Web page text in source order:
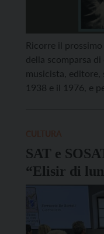
Ricorre il
della scomparsa di
musicista, editore,
1938 e il 1976, e
SAT e
“Elisir di